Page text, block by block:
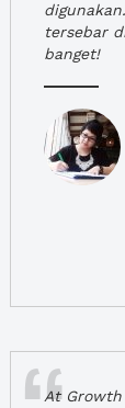
tersebar
banget!
At Growth